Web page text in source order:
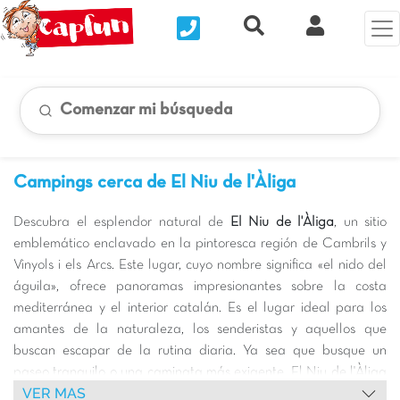
Nous contacterRecherche rapide
Mi
Comenzar mi búsqueda
Campings cerca de El Niu de l'Àliga
Descubra el esplendor natural de El Niu de l'Àliga, un sitio
emblemático enclavado en la pintoresca región de Cambrils y
Vinyols i els Arcs. Este lugar, cuyo nombre significa «el nido del
guila», ofrece panoramas impresionantes sobre la costa
mediterránea y el interior catalán. Es el lugar ideal para los
amantes de la naturaleza, los senderistas y aquellos que
buscan escapar de la rutina diaria. Ya sea que busque un
paseo tranquilo o una caminata más exigente, El Niu de l'Àliga
promete una experiencia memorable con sus grandiosos
VER MAS